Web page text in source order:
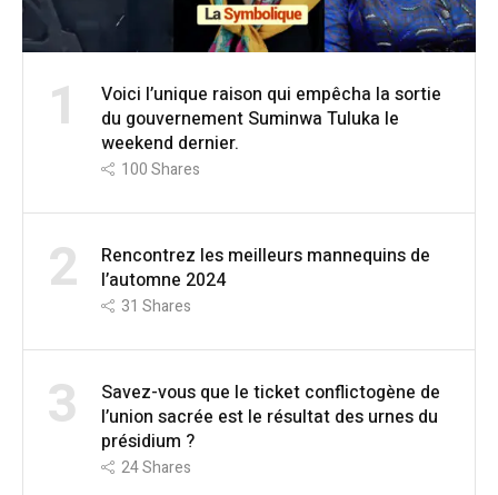
1
Voici l’unique raison qui empêcha la sortie
du gouvernement Suminwa Tuluka le
weekend dernier.
100Shares
2
Rencontrez les meilleurs mannequins de
l’automne 2024
31 Shares
3
Savez-vous que le ticket conflictogène de
l’union sacrée est le résultat des urnes du
présidium ?
24Shares